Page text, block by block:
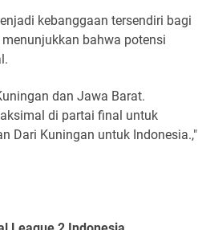
kebanggaan tersendiri bagi
bahwa potensi
dan Jawa Barat.
di partai final untuk
Dari Kuningan untuk Indonesia.,"